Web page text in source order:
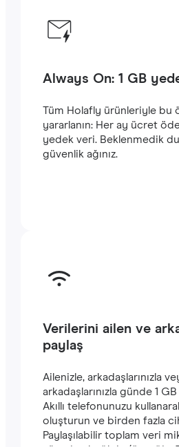
Always On: 1 GB
Tüm Holafly ürünleriyle bu
yararlanın: Her ay ücret
yedek veri. Beklenmedik
güvenlik ağınız.
Verilerini ailen ve
paylaş
Ailenizle, arkadaşlarınızla
arkadaşlarınızla günde 1
Akıllı telefonunuzu
oluşturun ve birden fazla
Paylaşılabilir toplam veri